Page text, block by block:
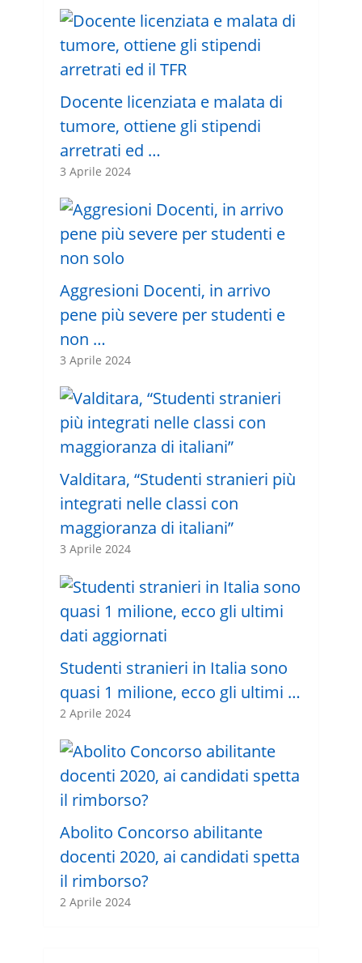
Docente licenziata e malata di
tumore, ottiene gli stipendi
arretrati ed …
3 Aprile 2024
Aggresioni Docenti, in arrivo
pene più severe per studenti e
non …
3 Aprile 2024
Valditara, “Studenti stranieri più
integrati nelle classi con
maggioranza di italiani”
3 Aprile 2024
Studenti stranieri in Italia sono
quasi 1 milione, ecco gli ultimi …
2 Aprile 2024
Abolito Concorso abilitante
docenti 2020, ai candidati spetta
il rimborso?
2 Aprile 2024